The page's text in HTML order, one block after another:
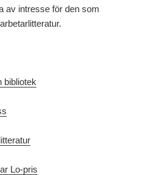
av intresse för den som
bibliotek
Lo-pris